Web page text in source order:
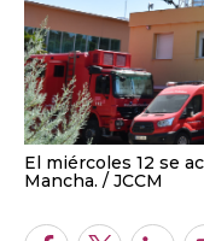
El miércoles 12 se
Mancha.
JCCM